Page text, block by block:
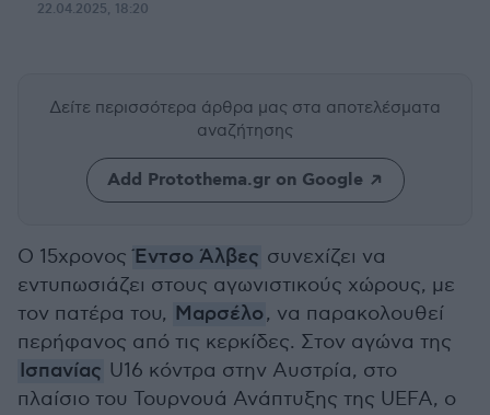
22.04.2025, 18:20
Δείτε περισσότερα άρθρα μας στα αποτελέσματα
αναζήτησης
Add Protothema.gr on Google
Ο 15χρονοςΈντσο Άλβες συνεχίζει να
εντυπωσιάζει στους αγωνιστικούς χώρους, με
τον πατέρα του, Μαρσέλο, να παρακολουθεί
περήφανος από τις κερκίδες. Στον αγώνα της
Ισπανίας U16 κόντρα στην Αυστρία, στο
πλαίσιο του Τουρνουά Ανάπτυξης της UEFA, ο